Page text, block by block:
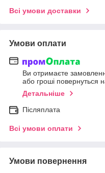
Всі умови доставки
Умови оплати
Ви отримаєте
або гроші повернуться
Детальніше
Післяплата
Всі умови оплати
Умови повернення